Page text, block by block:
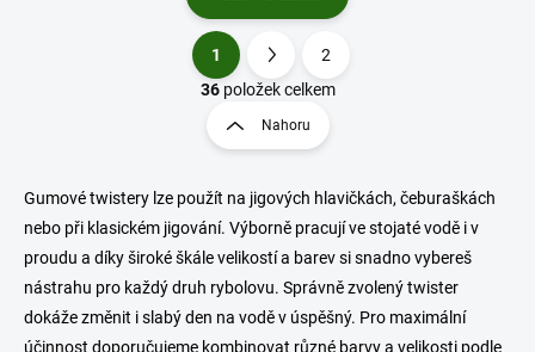
O
v
á
d
c
í
p
r
v
k
S
t
r
á
k
o
v
á
n
í
1
2
36položek celkem
Nahoru
Gumové twistery lze použít na jigových hlavičkách, čeburaškách
nebo při klasickém jigování. Výborně pracují ve stojaté vodě i v
proudu a díky široké škále velikostí a barev si snadno vybereš
nástrahu pro každý druh rybolovu. Správně zvolený twister
dokáže změnit i slabý den na vodě v úspěšný. Pro maximální
účinnost doporučujeme kombinovat různé barvy a velikosti podle